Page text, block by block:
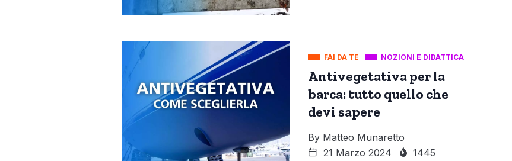
FAI DA TE NOZIONI E DIDATTICA
Antivegetativa per la
barca: tutto quello che
devi sapere
By Matteo Munaretto
21 Marzo 2024
1445